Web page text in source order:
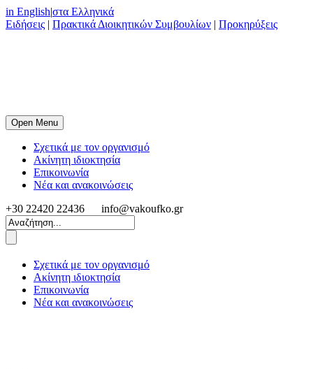
in English|στα Ελληνικά
Ειδήσεις | Πρακτικά Διοικητικών Συμβουλίων | Προκηρύξεις
Open Menu
Σχετικά με τον οργανισμό
Ακίνητη ιδιοκτησία
Επικοινωνία
Νέα και ανακοινώσεις
+30 22420 22436
info@vakoufko.gr
Σχετικά με τον οργανισμό
Ακίνητη ιδιοκτησία
Επικοινωνία
Νέα και ανακοινώσεις